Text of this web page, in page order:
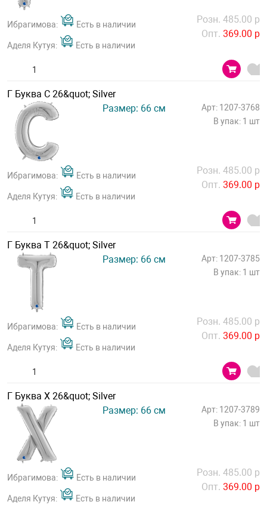
Ибрагимова: Есть в наличии
Аделя Кутуя: Есть в наличии
Розн. 485.00 р
Опт. 369.00 р
Г Буква С 26&quot; Silver
Размер: 66 см
Арт: 1207-3768
В упак: 1 шт
Ибрагимова: Есть в наличии
Аделя Кутуя: Есть в наличии
Розн. 485.00 р
Опт. 369.00 р
Г Буква Т 26&quot; Silver
Размер: 66 см
Арт: 1207-3785
В упак: 1 шт
Ибрагимова: Есть в наличии
Аделя Кутуя: Есть в наличии
Розн. 485.00 р
Опт. 369.00 р
Г Буква Х 26&quot; Silver
Размер: 66 см
Арт: 1207-3789
В упак: 1 шт
Ибрагимова: Есть в наличии
Аделя Кутуя: Есть в наличии
Розн. 485.00 р
Опт. 369.00 р